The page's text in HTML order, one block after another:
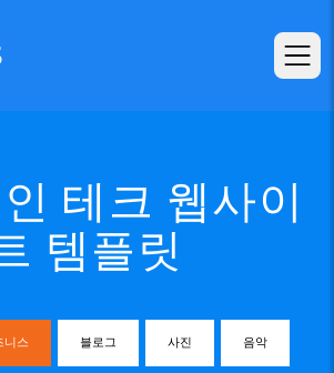
테크 웹사이
템플릿
니스 블로그 사진 음악